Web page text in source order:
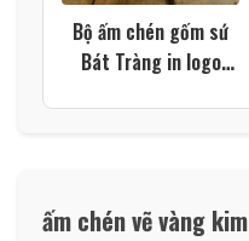
Bộ ấm chén gốm sứ
Bát Tràng in logo
ấm chén vẽ vàng kim